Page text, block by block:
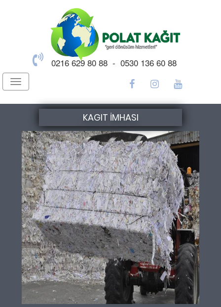
0216 629 80 88 - 0530 136 60 88
Toggle
navigation
KAGIT İMHASI